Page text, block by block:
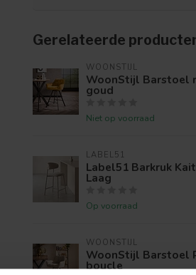
Gerelateerde
WOONSTIJL
WoonStijl Barstoel
goud
Niet op voorraad
LABEL51
Label51 Barkruk
Laag
Op voorraad
WOONSTIJL
WoonStijl Barstoel
boucle